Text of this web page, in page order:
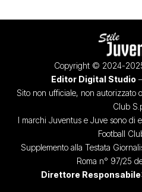
Copyright © 2024-
Editor Digital Studio
Sito non ufficiale, non autorizzato
Club
I marchi Juventus e Juve sono di
Football
Supplemento alla Testata
Roma n° 97/25
Direttore Responsabile